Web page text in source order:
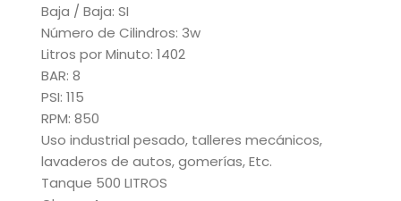
Baja / Baja: SI
Número de Cilindros: 3w
Litros por Minuto: 1402
BAR: 8
PSI: 115
RPM: 850
Uso industrial pesado, talleres mecánicos,
lavaderos de autos, gomerías, Etc.
Tanque 500 LITROS